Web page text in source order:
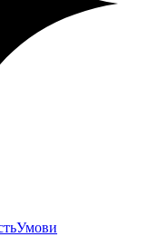
Умови